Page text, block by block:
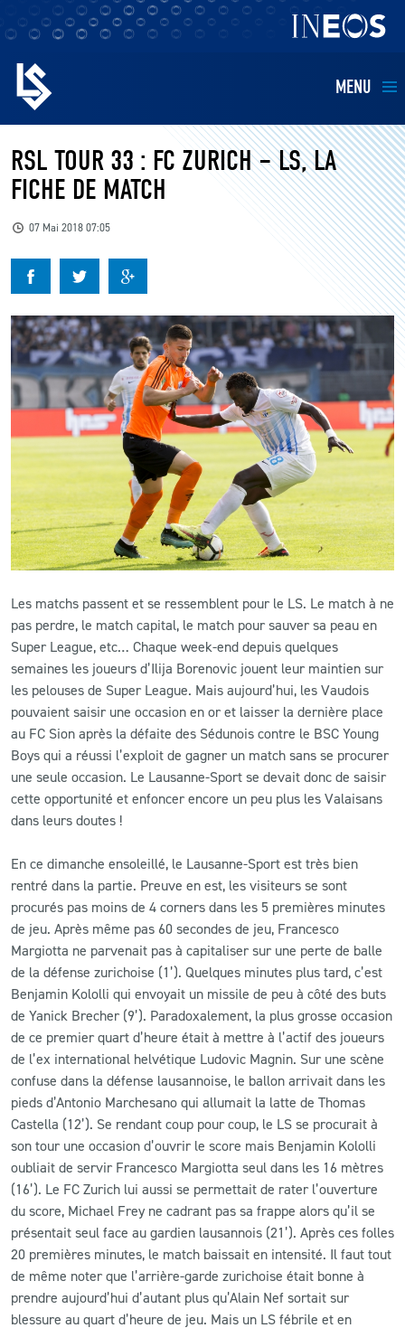
MENU
EQUIPES
BILLETTERIE
KIDS
BUSINESS
RESTAURATION
CLUB
CONTACT
ACTUALITÉS
L’APP DU LS
LS ACADEMY CAMPS
MATCH DES CELEBRITES
PRESSE ET MEDIAS
RSL TOUR 33 : FC ZURICH – LS, LA
FICHE DE MATCH
07 Mai 2018 07:05
Les matchs passent et se ressemblent pour le LS. Le match à ne
pas perdre, le match capital, le match pour sauver sa peau en
Super League, etc… Chaque week-end depuis quelques
semaines les joueurs d’Ilija Borenovic jouent leur maintien sur
les pelouses de Super League. Mais aujourd’hui, les Vaudois
pouvaient saisir une occasion en or et laisser la dernière place
au FC Sion après la défaite des Sédunois contre le BSC Young
Boys qui a réussi l’exploit de gagner un match sans se procurer
une seule occasion. Le Lausanne-Sport se devait donc de saisir
cette opportunité et enfoncer encore un peu plus les Valaisans
dans leurs doutes !
En ce dimanche ensoleillé, le Lausanne-Sport est très bien
rentré dans la partie. Preuve en est, les visiteurs se sont
procurés pas moins de 4 corners dans les 5 premières minutes
de jeu. Après même pas 60 secondes de jeu, Francesco
Margiotta ne parvenait pas à capitaliser sur une perte de balle
de la défense zurichoise (1’). Quelques minutes plus tard, c’est
Benjamin Kololli qui envoyait un missile de peu à côté des buts
de Yanick Brecher (9’). Paradoxalement, la plus grosse occasion
de ce premier quart d’heure était à mettre à l’actif des joueurs
de l’ex international helvétique Ludovic Magnin. Sur une scène
confuse dans la défense lausannoise, le ballon arrivait dans les
pieds d’Antonio Marchesano qui allumait la latte de Thomas
Castella (12’). Se rendant coup pour coup, le LS se procurait à
son tour une occasion d’ouvrir le score mais Benjamin Kololli
oubliait de servir Francesco Margiotta seul dans les 16 mètres
(16’). Le FC Zurich lui aussi se permettait de rater l’ouverture
du score, Michael Frey ne cadrant pas sa frappe alors qu’il se
présentait seul face au gardien lausannois (21’). Après ces folles
20 premières minutes, le match baissait en intensité. Il faut tout
de même noter que l’arrière-garde zurichoise était bonne à
prendre aujourd’hui d’autant plus qu’Alain Nef sortait sur
blessure au quart d’heure de jeu. Mais un LS fébrile et en